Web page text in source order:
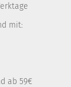
mit:
ab 59€